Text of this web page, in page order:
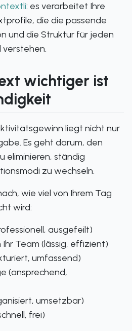
: es verarbeitet Ihre
die die passende
und die Struktur für jeden
verstehen.
wichtiger ist
liegt nicht nur
Es geht darum, den
eliminieren, ständig
zu wechseln.
wie viel von Ihrem Tag
wird:
ausgefeilt)
Team (lässig, effizient)
umfassend)
(ansprechend,
umsetzbar)
frei)